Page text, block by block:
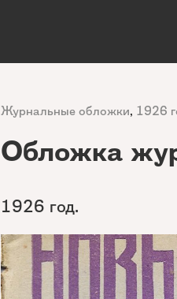
Журнальные обложки, 1926
Обложка
1926 год.